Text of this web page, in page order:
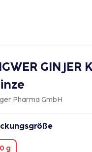
GINJER
Pharma GmbH
g